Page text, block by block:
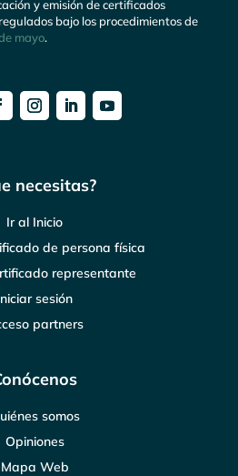
y emisión de certificados
bajo los procedimientos de
mayo.
necesitas?
Ir al Inicio
de persona física
representante
sesión
partners
somos
Opiniones
Mapa Web